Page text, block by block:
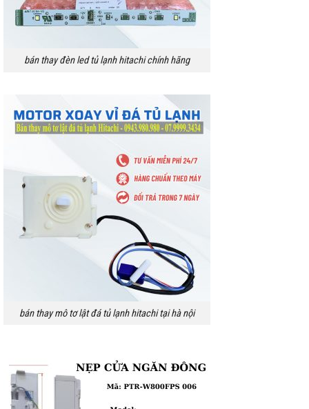
bán thay đèn led tủ lạnh hitachi chính hãng
bán thay mô tơ lật đá tủ lạnh hitachi tại hà nội